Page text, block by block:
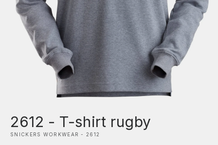
média
1
dans
2612 - T-shirt rugby
SNICKERS WORKWEAR - 2612